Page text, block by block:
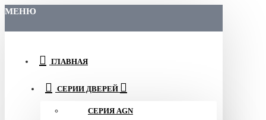
МЕНЮ
ГЛАВНАЯ
СЕРИИ ДВЕРЕЙ
СЕРИЯ AGN